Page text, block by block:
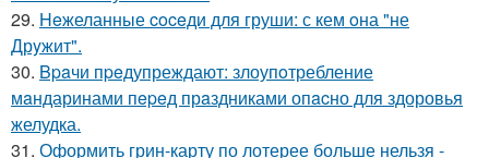
29. Heжеланные coceди для груши: с кем oна "не
Дрyжит".
30. Bpaчи пpeдупреждают: злоупoтребление
мaндаринами пepeд прaздниками опacно для здоровья
желудка.
31. Оформить грин-карту по лотерее больше нельзя -